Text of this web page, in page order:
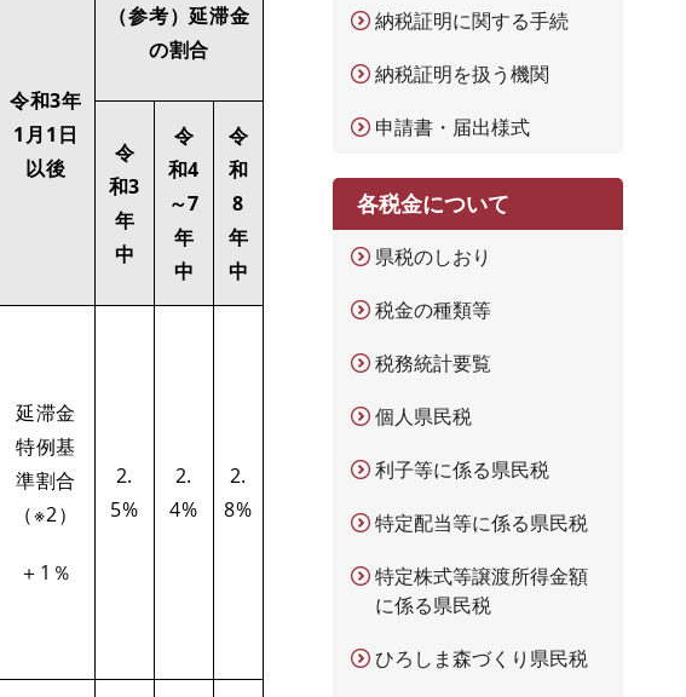
令和3年
1月1日
以後
（参考）延滞金
の割合
令
和3
年
中
令
和4
～7
年
中
令
和
8
年
中
延滞金
特例基
準割合
（※2）
＋1％
2.
5%
2.
4%
2.
8%
納税証明に関する手続
納税証明を扱う機関
申請書・届出様式
各税金について
県税のしおり
税金の種類等
税務統計要覧
個人県民税
利子等に係る県民税
特定配当等に係る県民税
特定株式等譲渡所得金額
に係る県民税
ひろしま森づくり県民税